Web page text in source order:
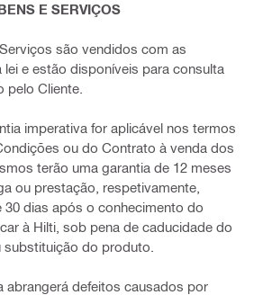
E SERVIÇOS
são vendidos com as
e estão disponíveis para consulta
pelo Cliente.
imperativa for aplicável nos termos
ou do Contrato à venda dos
terão uma garantia de 12 meses
ou prestação, respetivamente,
dias após o conhecimento do
à Hilti, sob pena de caducidade do
do produto.
abrangerá defeitos causados por